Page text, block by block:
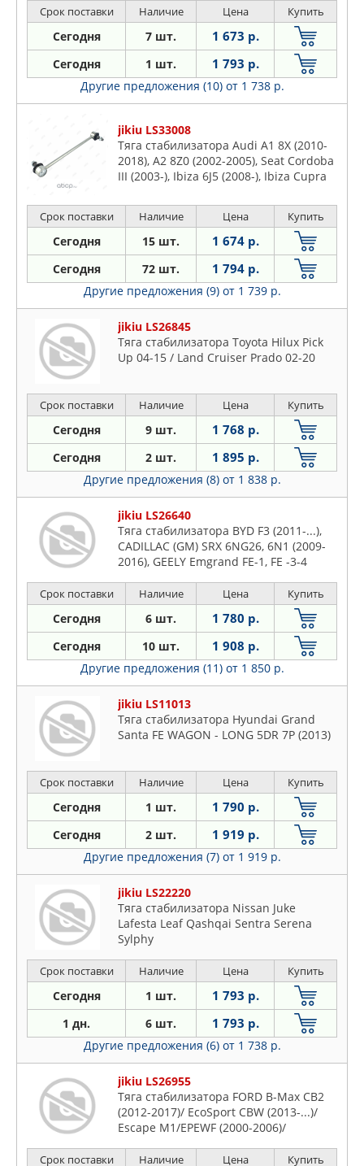
#E52 (2010-…)/Maxima A35/A36 (2008-
…)/Murano #Z51/Z51R (2008-
…)/Pathfinder R52 (2012-…)/Qashqai
J10# (20
Срок поставки Наличие Цена Купить
Сегодня 7 шт. 1 673 р.
Сегодня 1 шт. 1 793 р.
Другие предложения (10) от 1 738 р.
jikiu LS33008
Тяга стабилизатора Audi A1 8X (2010-
2018), A2 8Z0 (2002-2005), Seat Cordoba
III (2003-), Ibiza 6J5 (2008-), Ibiza Cupra
Toledo Stylance KG3 (2015-2019), Skoda
Fabia 5, 6Y (2007-2014), Fabia RS 54
(2010-2012), Ra
Срок поставки Наличие Цена Купить
Сегодня 15 шт. 1 674 р.
Сегодня 72 шт. 1 794 р.
Другие предложения (9) от 1 739 р.
jikiu LS26845
Тяга стабилизатора Toyota Hilux Pick
Up 04-15 / Land Cruiser Prado 02-20
Срок поставки Наличие Цена Купить
Сегодня 9 шт. 1 768 р.
Сегодня 2 шт. 1 895 р.
Другие предложения (8) от 1 838 р.
jikiu LS26640
Тяга стабилизатора BYD F3 (2011-...),
CADILLAC (GM) SRX 6NG26, 6N1 (2009-
2016), GEELY Emgrand FE-1, FE -3-4
HYUNDAI Accent 11 SB, CT41 RHD,
PSB11 SDN, PSB11 HB, PSB11 SDN LHD,
CT41 LHD, PSB11 HB LHD PR, SB HB
Срок поставки Наличие Цена Купить
Сегодня 6 шт. 1 780 р.
Сегодня 10 шт. 1 908 р.
Другие предложения (11) от 1 850 р.
jikiu LS11013
Тяга стабилизатора Hyundai Grand
Santa FE WAGON - LONG 5DR 7P (2013)
Срок поставки Наличие Цена Купить
Сегодня 1 шт. 1 790 р.
Сегодня 2 шт. 1 919 р.
Другие предложения (7) от 1 919 р.
jikiu LS22220
Тяга стабилизатора Nissan Juke
Lafesta Leaf Qashqai Sentra Serena
Sylphy
Срок поставки Наличие Цена Купить
Сегодня 1 шт. 1 793 р.
1 дн. 6 шт. 1 793 р.
Другие предложения (6) от 1 738 р.
jikiu LS26955
Тяга стабилизатора FORD B-Max CB2
(2012-2017)/ EcoSport CBW (2013-...)/
Escape M1/EPEWF (2000-2006)/
Срок поставки Наличие Цена Купить